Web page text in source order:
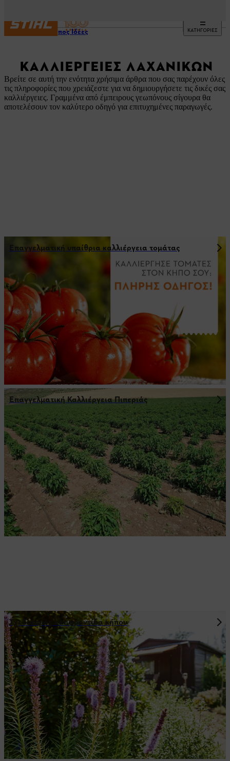
ΚΑΤΗΓΟΡΙΕΣ
Ένας Κήπος Ιδέες
ΚΑΛΛΙΈΡΓΕΙΕΣ ΛΑΧΑΝΙΚΏΝ
Βρείτε σε αυτή την ενότητα χρήσιμα άρθρα που σας παρέχουν όλες
τις πληροφορίες που χρειάζεστε για να δημιουργήσετε τις δικές σας
καλλιέργειες. Γραμμένα από έμπειρους γεωπόνους σίγουρα θα
αποτελέσουν τον καλύτερο οδηγό για επιτυχημένες παραγωγές.
Επαγγελματική υπαίθρια καλλιέργεια τομάτας
Επαγγελματική Καλλιέργεια Πιπεριάς
πΕΡΙΣΣΟΤΕΡΑ ΑΡΘΡΑ ΓΙΑ ΤΟΝ
ΚΗΠΟ, ΤΗΝ ΚΑΛΛΙΕΡΓΕΙΑ ΤΗΣ
ΕΛΙΑΣ ΚΑΙ ΤΗΝ ΦΡΟΝΤΙΔΑ ΤΩΝ
ΔΕΝΤΡΩΝ
Σχεδιασμός και φροντίδα κήπου